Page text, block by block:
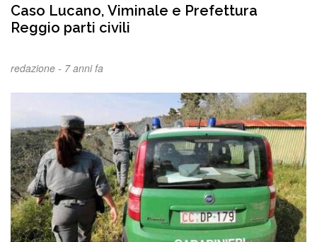
Caso Lucano, Viminale e Prefettura
Reggio parti civili
redazione - 7 anni fa